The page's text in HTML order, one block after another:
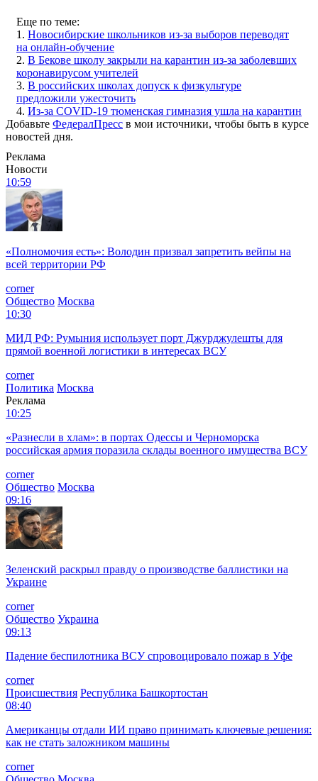
Россиянам, чьи дети вынуждены учиться из дома из-за
коронавируса, предложили предоставить скидку на интернет
в 50 %. С инициативой выступил депутат Госдумы Иван
Сухарев, предложение направлено в Минкомсвязи.
Парламентарий отмечает, что с 1 сентября школьники и
студенты вернулись в учебные заведения. Но в ряде регионов
из-за вспышек COVID были приняты локальные решения о
переводе на дистанционное обучение. При этом семьи
самостоятельно оплачивают интернет, то есть берут на себя
расходы по дистанционному обучению.
Сухарев предложил предоставлять таким семьям скидку на
интернет в 50 %, но не более 500 рублей, пишет
Как сообщал «ФедералПресс» ранее, школы и группы в
детсадах закрываются по всей России. К примеру, 11 сентября
из-за заболевших коронавирусом учителей.
Подписывайтесь на ФедералПресс в
также следите за самыми интересными новостями в канале
Дзен. Все самое важное и оперативное — в telegram-канале
«ФедералПресс».
Еще по теме:
1.Новосибирские школьников из-за выборов переводят
на онлайн-обучение
коронавирусом учителей
3.В российских школах допуск к физкультуре
4.Из-за COVID-19 тюменская гимназия ушла на карантин
ДобавьтеФедералПресс
новостей дня.
Реклама
Новости
10:59
«Полномочия есть»: Володин призвал запретить вейпы на
всей территории РФ
corner
10:30
МИД РФ: Румыния использует порт Джурджулешты для
corner
Реклама